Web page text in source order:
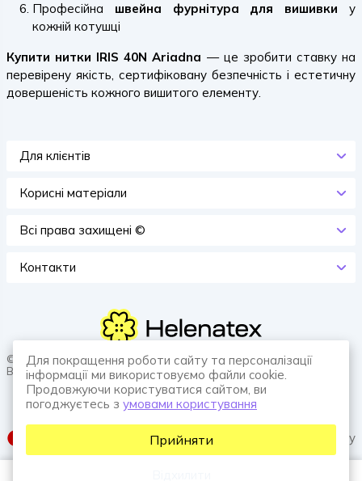
Професійна швейна фурнітура для вишивки у
кожній котушці
Купити нитки IRIS 40N Ariadna — це зробити ставку на
перевірену якість, сертифіковану безпечність і естетичну
довершеність кожного вишитого елементу.
Для клієнтів
Корисні матеріали
Всi права захищенi ©
Контакти
© 2026 HELENATEX «Ґудзики, вішаки, нитки. Власне виробництво.
Все для швейної справи.»
SUFIX web agency
Для покращення роботи сайту та персоналізації
інформації ми використовуємо файли cookie.
Продовжуючи користуватися сайтом, ви
погоджуєтесь з умовами користування
Прийняти